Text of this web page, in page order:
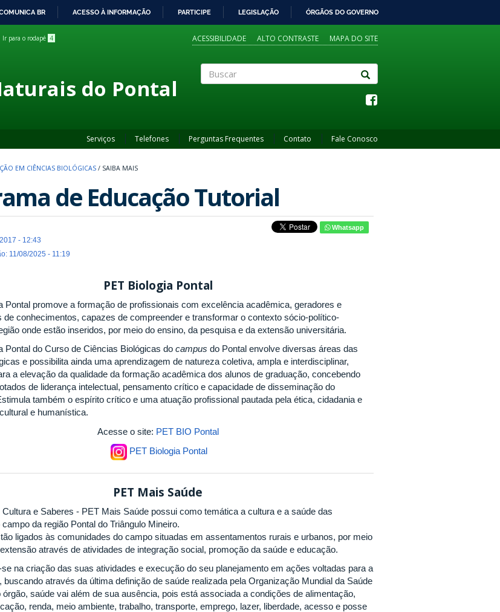
BR ACESSO À INFORMAÇÃO PARTICIPE LEGISLAÇÃO ÓRGÃOS DO GOVERNO
Ir para o rodapé 4 ACESSIBILIDADE ALTO CONTRASTE MAPA DO SITE
do Pontal
Serviços Telefones Perguntas Frequentes Contato Fale Conosco
EM CIÊNCIAS BIOLÓGICAS / SAIBA MAIS
de Educação Tutorial
- 12:43
11/08/2025 - 11:19
Whatsapp
PET Biologia Pontal
Pontal promove a formação de profissionais com excelência acadêmica, geradores e
de conhecimentos, capazes de compreender e transformar o contexto sócio-político-
onde estão inseridos, por meio do ensino, da pesquisa e da extensão universitária.
Pontal do Curso de Ciências Biológicas do campus do Pontal envolve diversas áreas das
e possibilita ainda uma aprendizagem de natureza coletiva, ampla e interdisciplinar,
a elevação da qualidade da formação acadêmica dos alunos de graduação, concebendo
de liderança intelectual, pensamento crítico e capacidade de disseminação do
também o espírito crítico e uma atuação profissional pautada pela ética, cidadania e
e humanística.
Acesse o site: PET BIO Pontal
PET Biologia Pontal
PET Mais Saúde
e Saberes - PET Mais Saúde possui como temática a cultura e a saúde das
da região Pontal do Triângulo Mineiro.
ligados às comunidades do campo situadas em assentamentos rurais e urbanos, por meio
através de atividades de integração social, promoção da saúde e educação.
na criação das suas atividades e execução do seu planejamento em ações voltadas para a
buscando através da última definição de saúde realizada pela Organização Mundial da Saúde
saúde vai além de sua ausência, pois está associada a condições de alimentação,
renda, meio ambiente, trabalho, transporte, emprego, lazer, liberdade, acesso e posse